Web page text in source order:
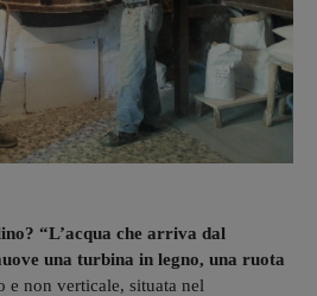
“L’acqua che arriva dal
una turbina in legno, una ruota
e non verticale, situata nel